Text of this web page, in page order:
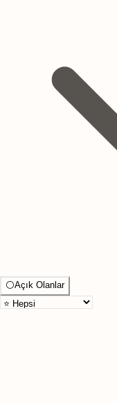
⚪Açık Olanlar